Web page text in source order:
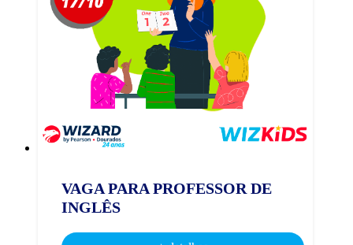
VAGA PARA PROFESSOR DE
INGLÊS